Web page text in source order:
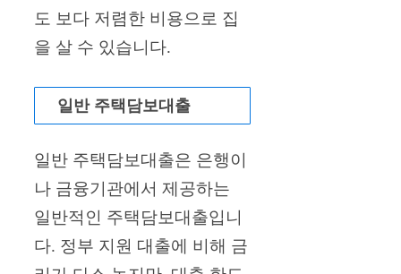
도 보다 저렴한 비용으로 집
을 살 수 있습니다.
일반 주택담보대출
일반 주택담보대출은 은행이
나 금융기관에서 제공하는
일반적인 주택담보대출입니
다. 정부 지원 대출에 비해 금